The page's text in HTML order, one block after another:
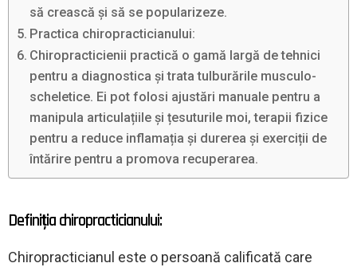
să crească și să se popularizeze.
Practica chiropracticianului:
Chiropracticienii practică o gamă largă de tehnici
pentru a diagnostica și trata tulburările musculo-
scheletice. Ei pot folosi ajustări manuale pentru a
manipula articulațiile și țesuturile moi, terapii fizice
pentru a reduce inflamația și durerea și exerciții de
întărire pentru a promova recuperarea.
Definiția chiropracticianului:
Chiropracticianul este o persoană calificată care